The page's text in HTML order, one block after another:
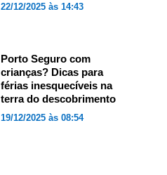
22/12/2025 às 14:43
Porto Seguro com
crianças? Dicas para
férias inesquecíveis na
terra do descobrimento
19/12/2025 às 08:54